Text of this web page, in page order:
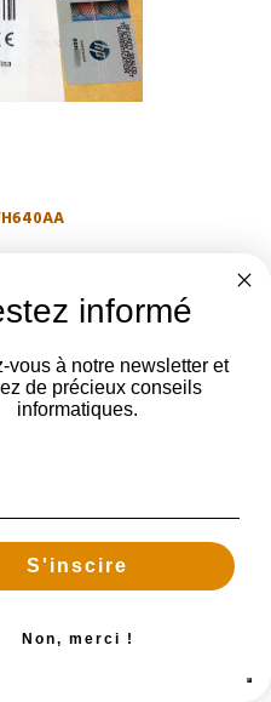
- VH640AA Pour
- PROBOOK 4520S - HP
SODIMM 204 broches -
10 ans par HP)
204 broches, DDR3, 1333
2Go DDR3 SODIMM
informé
vous à notre newsletter et
de précieux conseils
informatiques.
S'inscire
Non, merci !